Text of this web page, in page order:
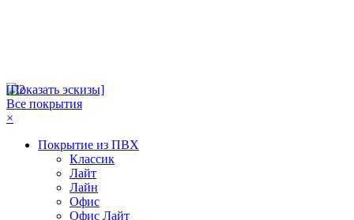
[Показать эскизы]
Все покрытия
×
Покрытие из ПВХ
Классик
Лайт
Лайн
Офис
Офис Лайт